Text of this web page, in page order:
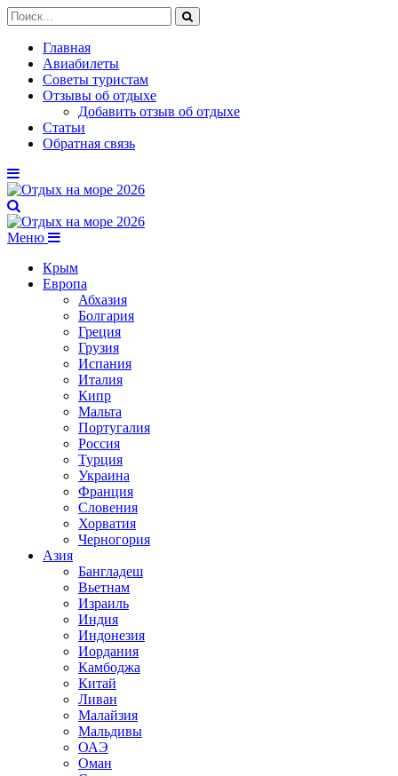
Главная
Авиабилеты
Советы туристам
Отзывы об отдыхе
Добавить отзыв об отдыхе
Статьи
Обратная связь
Меню
Крым
Европа
Абхазия
Болгария
Греция
Грузия
Испания
Италия
Кипр
Мальта
Португалия
Россия
Турция
Украина
Франция
Словения
Хорватия
Черногория
Азия
Бангладеш
Вьетнам
Израиль
Индия
Индонезия
Иордания
Камбоджа
Китай
Ливан
Малайзия
Мальдивы
ОАЭ
Оман